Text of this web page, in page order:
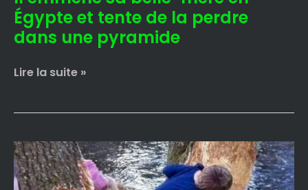
Égypte et tente de la perdre
dans une pyramide
perdre
dans
une
Lire la suite »
Des
végans
arrêtés